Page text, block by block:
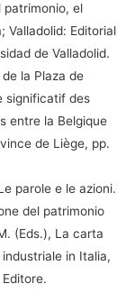
patrimonio, el
Valladolid: Editorial
de Valladolid.
la Plaza de
significatif des
entre la Belgique
de Liège, pp.
parole e le azioni.
del patrimonio
(Eds.), La carta
in Italia,